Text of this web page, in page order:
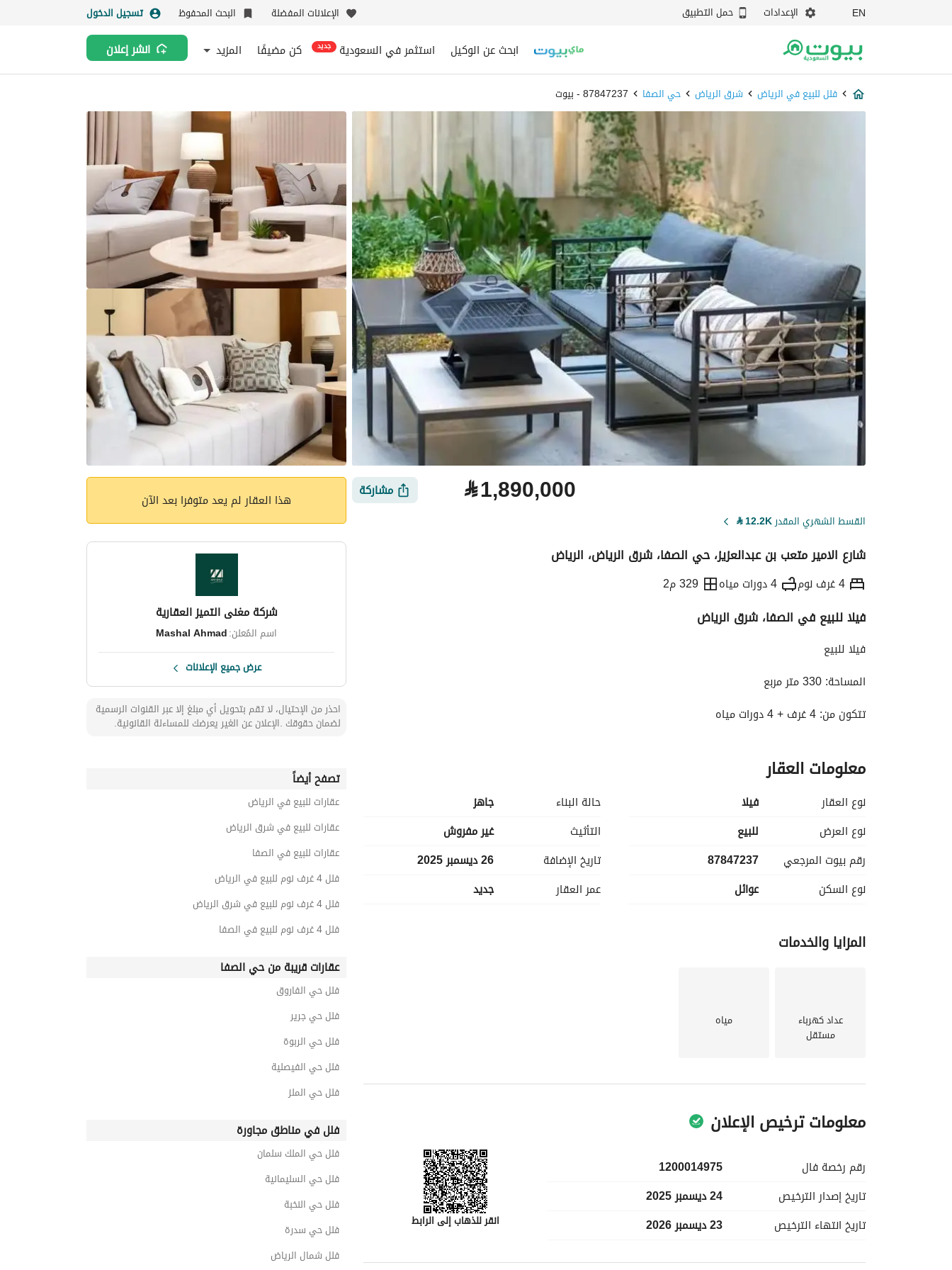
EN الإعدادات حمل التطبيق الإعلانات المفضلة البحث المحفوظ تسجيل الدخول
ابحث عن الوكيل استثمر في السعودية جديد كن مضيفًا المزيد انشر إعلان
فلل للبيع في الرياض شرق الرياض حي الصفا 87847237 - بيوت
⃁1,890,000 مشاركة
القسط الشهري المقدر12.2K
⃁
شارع الامير متعب بن عبدالعزيز، حي الصفا، شرق الرياض، الرياض
4 غرف نوم 4 دورات مياه 329 م2
التفاصيل
فيلا للبيع في الصفا، شرق الرياض
فيلا للبيع
المساحة: 330 متر مربع
تتكون من: 4 غرف + 4 دورات مياه
الواجهة: غربية
معلومات العقار
نوع العقار
فیلا
نوع العرض
للبيع
رقم بيوت المرجعي
87847237
نوع السكن
عوائل
حالة البناء
جاهز
التأثيث
غير مفروش
تاريخ الإضافة
26 ديسمبر 2025
عمر العقار
جديد
المزايا والخدمات
عداد كهرباء
مستقل
مياه
معلومات ترخيص الإعلان
رقم رخصة فال
1200014975
تاريخ إصدار الترخيص
24 ديسمبر 2025
تاريخ انتهاء الترخيص 23 ديسمبر 2026 انقر للذهاب إلى الرابط
هذا العقار لم يعد متوفرا بعد الآن
شركة مغنى التميز العقارية
اسم المُعلن:Mashal Ahmad
عرض جميع الإعلانات
احذر من الإحتيال، لا تقم بتحويل أي مبلغ إلا عبر القنوات الرسمية
لضمان حقوقك .الإعلان عن الغير يعرضك للمساءلة القانونية.
تصفح أيضاً
عقارات للبيع في الرياض
عقارات للبيع في شرق الرياض
عقارات للبيع في الصفا
فلل 4 غرف نوم للبيع في الرياض
فلل 4 غرف نوم للبيع في شرق الرياض
فلل 4 غرف نوم للبيع في الصفا
عقارات قريبة من حي الصفا
فلل حي الفاروق
فلل حي جرير
فلل حي الربوة
فلل حي الفيصلية
فلل حي الملز
فلل في مناطق مجاورة
فلل حي الملك سلمان
فلل حي السليمانية
فلل حي النخبة
فلل حي سدرة
فلل شمال الرياض